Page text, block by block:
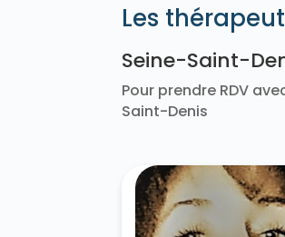
Les
Seine-Saint-
Pour prendre RDV
Saint-Denis